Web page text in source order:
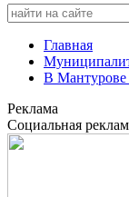
Главная
В Мантурове
Реклама
Социальная